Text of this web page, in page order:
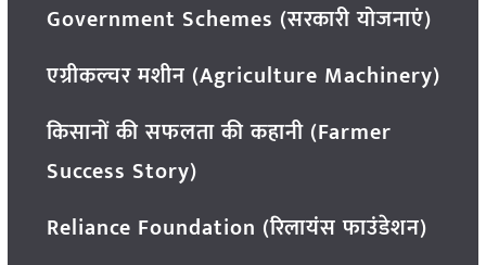
Government Schemes (सरकारी योजनाएं)
एग्रीकल्चर मशीन (Agriculture Machinery)
किसानों की सफलता की कहानी (Farmer
Success Story)
Reliance Foundation (रिलायंस फाउंडेशन)